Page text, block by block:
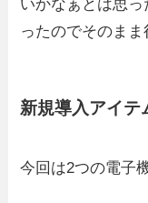
いかなぁとは思
ったのでそのまま
新規導入アイテ
今回は2つの電子